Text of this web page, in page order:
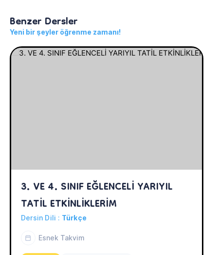
Benzer Dersler
Yeni bir şeyler öğrenme zamanı!
3. VE 4. SINIF EĞLENCELİ YARIYIL
TATİL ETKİNLİKLERİM
Dersin Dili : Türkçe
Esnek Takvim